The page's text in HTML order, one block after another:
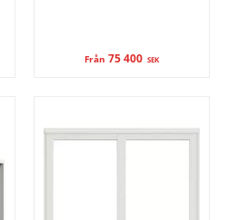
Från75 400 SEK